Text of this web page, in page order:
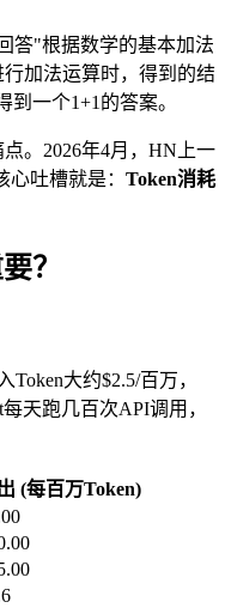
答"根据数学的基本加法
加法运算时，得到的结
一个1+1的答案。
。2026年4月，HN上一
心吐槽就是： Token消耗
？
Token大约$2.5/百万，
天跑几百次API调用，
(每百万Token)